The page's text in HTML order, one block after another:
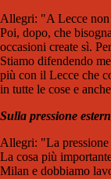
Allegri: "A Lecce non
Poi, dopo, che
occasioni create sì.
Stiamo difendendo
più con il Lecce che
in tutte le cose e
Sulla pressione
Allegri: "La pressione
La cosa più
Milan e dobbiamo